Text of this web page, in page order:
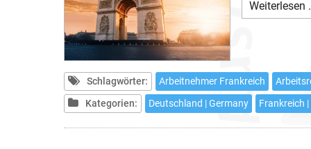
Weiterlesen
Schlagwörter: Arbeitnehmer Frankreich
Kategorien:
Deutschland | Germany Frankreich